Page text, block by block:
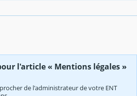
l'article « Mentions légales »
de l'administrateur de votre ENT